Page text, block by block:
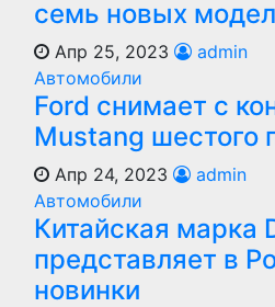
семь новых
Апр 25, 2023
admin
Автомобили
Ford снимает с
Mustang шестого
Апр 24, 2023
admin
Автомобили
Китайская марка
представляет в
новинки